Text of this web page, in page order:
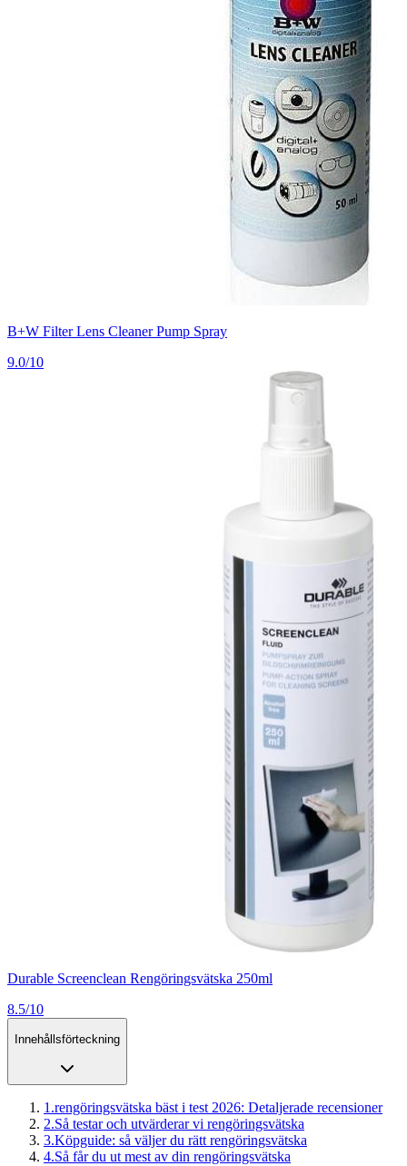
B+W Filter Lens Cleaner Pump Spray
9.0/10
Durable Screenclean Rengöringsvätska 250ml
8.5/10
Innehållsförteckning
1 .rengöringsvätska bäst i test 2026: Detaljerade recensioner
2.Så testar och utvärderar vi rengöringsvätska
3.Köpguide: så väljer du rätt rengöringsvätska
4.Så får du ut mest av din rengöringsvätska